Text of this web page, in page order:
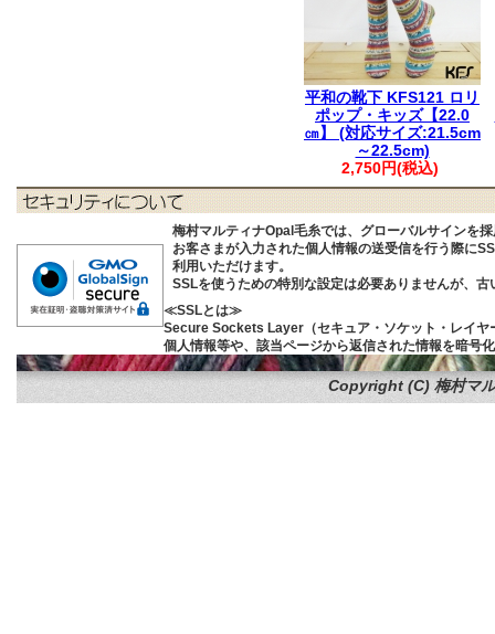
平和の靴下 KFS121 ロリ
ポップ・キッズ【22.0
㎝】 (対応サイズ:21.5cm
～22.5cm)
2,750円(税込)
梅村マルティナOpal毛糸では、グローバルサインを
お客さまが入力された個人情報の送受信を行う際に
利用いただけます。
SSLを使うための特別な設定は必要ありませんが、
≪SSLとは≫
Secure Sockets Layer（セキュア・ソケット・レイヤ
個人情報等や、該当ページから返信された情報を暗号
Copyright (C) 梅村マ